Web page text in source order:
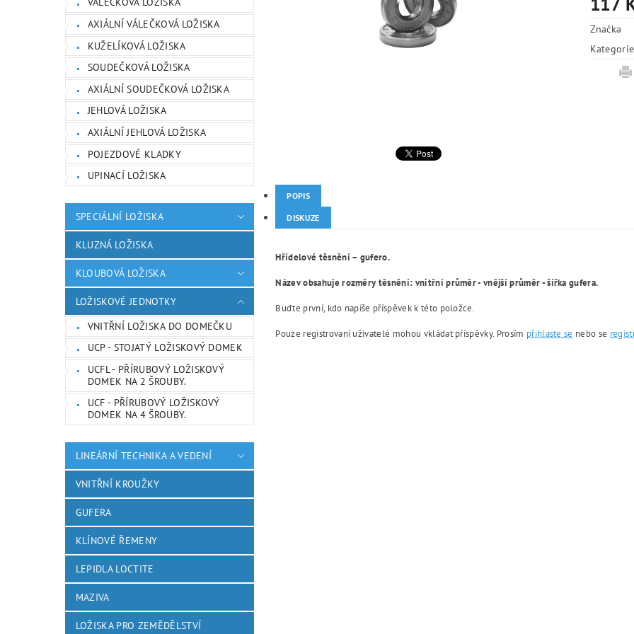
AXIÁLNÍ VÁLEČKOVÁ LOŽISKA
KUŽELÍKOVÁ LOŽISKA
SOUDEČKOVÁ LOŽISKA
AXIÁLNÍ SOUDEČKOVÁ LOŽISKA
JEHLOVÁ LOŽISKA
AXIÁLNÍ JEHLOVÁ LOŽISKA
POJEZDOVÉ KLADKY
UPINACÍ LOŽISKA
SPECIÁLNÍ LOŽISKA
KLUZNÁ LOŽISKA
KLOUBOVÁ LOŽISKA
LOŽISKOVÉ JEDNOTKY
VNITŘNÍ LOŽISKA DO DOMEČKU
UCP - STOJATÝ LOŽISKOVÝ DOMEK
UCFL - PŘÍRUBOVÝ LOŽISKOVÝ
DOMEK NA 2 ŠROUBY.
UCF - PŘÍRUBOVÝ LOŽISKOVÝ
DOMEK NA 4 ŠROUBY.
LINEÁRNÍ TECHNIKA A VEDENÍ
VNITŘNÍ KROUŽKY
GUFERA
KLÍNOVÉ ŘEMENY
LEPIDLA LOCTITE
MAZIVA
LOŽISKA PRO ZEMĚDĚLSTVÍ
Značka
Kategorie
POPIS
DISKUZE
Hřídelové těsnění – gufero.
Název obsahuje rozměry těsnění: vnitřní průměr - vnější průměr - šířka gufera.
Buďte první, kdo napíše příspěvek k této položce.
Pouze registrovaní uživatelé mohou vkládat příspěvky. Prosím přihlaste se nebo se